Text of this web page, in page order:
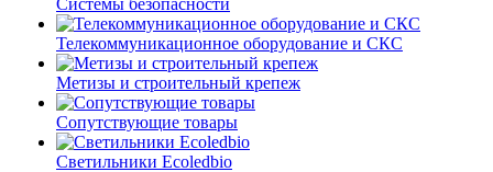
Системы безопасности
Телекоммуникационное оборудование и СКС
Метизы и строительный крепеж
Сопутствующие товары
Светильники Ecoledbio